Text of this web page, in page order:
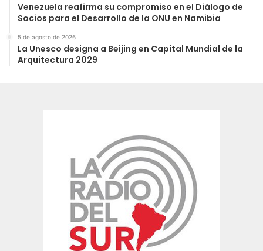
Venezuela reafirma su compromiso en el Diálogo de
Socios para el Desarrollo de la ONU en Namibia
5 de agosto de 2026
La Unesco designa a Beijing en Capital Mundial de la
Arquitectura 2029